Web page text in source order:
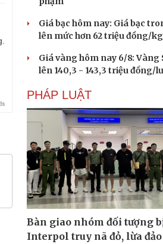
Giá bạc hôm nay: Giá bạc
lên mức hơn 62 triệu đồng/kg
Giá vàng hôm nay 6/8: Vàng
lên 140,3 - 143,3 triệu đồng/
PHÁP LUẬT
Bàn giao nhóm đối tượng
Interpol truy nã đỏ, lừa đảo